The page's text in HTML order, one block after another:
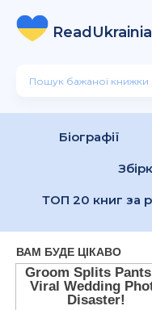
Біографії
ТОП 20 книг за